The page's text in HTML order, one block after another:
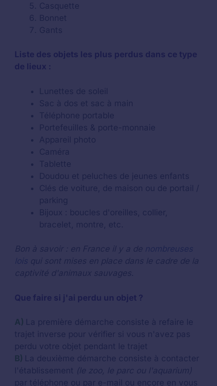
Casquette
Bonnet
Gants
Liste des objets les plus perdus dans ce type
de lieux :
Lunettes de soleil
Sac à dos et sac à main
Téléphone portable
Portefeuilles & porte-monnaie
Appareil photo
Caméra
Tablette
Doudou et peluches de jeunes enfants
Clés de voiture, de maison ou de portail /
parking
Bijoux : boucles d'oreilles, collier,
bracelet, montre, etc.
Bon à savoir : en France il y a de nombreuses
lois qui sont mises en place dans le cadre de la
captivité d'animaux sauvages.
Que faire si j'ai perdu un objet ?
A) La première démarche consiste à refaire le
trajet inverse pour vérifier si vous n'avez pas
perdu votre objet pendant le trajet
B) La deuxième démarche consiste à contacter
l'établissement (le zoo, le parc ou l'aquarium)
par téléphone ou par e-mail ou encore en vous